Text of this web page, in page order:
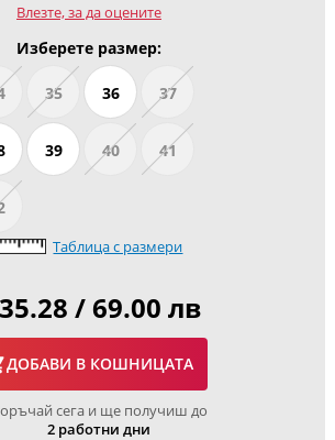
Влезте, за да оцените
Изберете размер:
35 36 37
39 40 41
Таблица с размери
/ 69.00 лв
ДОБАВИ В КОШНИЦАТА
сега и ще получиш до
2 работни дни